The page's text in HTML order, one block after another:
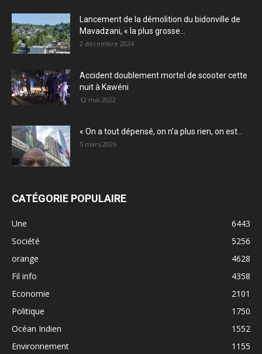
Lancement de la démolition du bidonville de
Mavadzani, « la plus grosse...
2 décembre 2024
Accident doublement mortel de scooter cette
nuit à Kawéni
12 mai 2022
« On a tout dépensé, on n’a plus rien, on est...
5 mars 2026
CATÉGORIE POPULAIRE
Une
6443
Société
5256
orange
4628
Fil info
4358
Economie
2101
Politique
1750
Océan Indien
1552
Environnement
1155